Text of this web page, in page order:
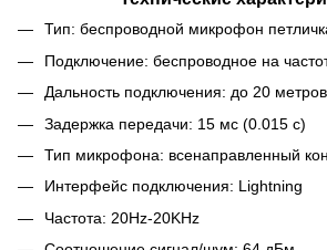
Тип: беспроводной микрофон
Подключение: беспроводное на
Дальность подключения: до 20 метров
Задержка передачи: 15 мс (0.015 с)
Тип микрофона: всенаправленный
Интерфейс подключения: Lightning
Частота: 20Hz-20KHz